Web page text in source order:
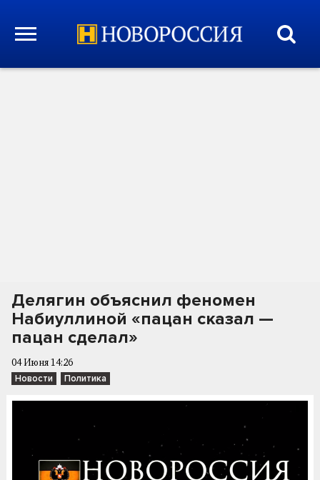
Делягин объяснил феномен
Набиуллиной «пацан сказал —
пацан сделал»
04 Июня 14:26
Новости Политика